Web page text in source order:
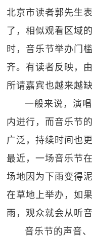
北京市读者郭先生
了，相似观看区域
时，音乐节举办门
齐。有读者反映，
所请嘉宾也越来越
一般来说，演
内进行，而音乐节
广泛，持续时间也
最近，一场音乐节
场地因为下雨变得
在草地上举办，如
雨，观众就会从听
音乐节的声音